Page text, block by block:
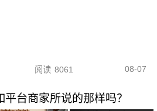
阅读 8061 08-07
台商家所说的那样吗？